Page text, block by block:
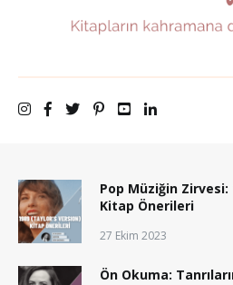
Pop Müziğin Zirvesi:
Kitap Önerileri
27 Ekim 2023
Ön Okuma: